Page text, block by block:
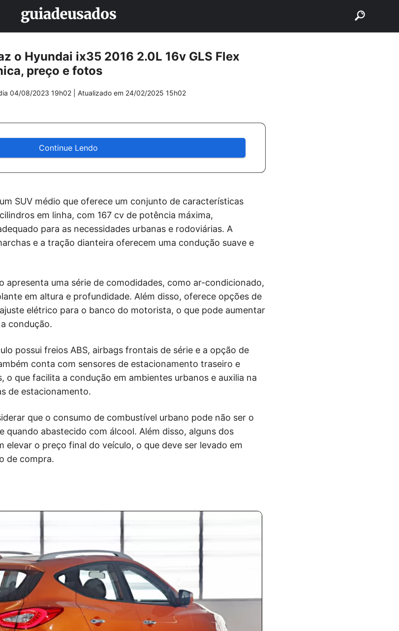
o Hyundai ix35 2016 2.0L 16v GLS Flex
preço e fotos
04/08/2023 19h02 | Atualizado em 24/02/2025 15h02
Continue Lendo
SUV médio que oferece um conjunto de características
em linha, com 167 cv de potência máxima,
para as necessidades urbanas e rodoviárias. A
e a tração dianteira oferecem uma condução suave e
uma série de comodidades, como ar-condicionado,
em altura e profundidade. Além disso, oferece opções de
elétrico para o banco do motorista, o que pode aumentar
condução.
possui freios ABS, airbags frontais de série e a opção de
conta com sensores de estacionamento traseiro e
o que facilita a condução em ambientes urbanos e auxilia na
de estacionamento.
que o consumo de combustível urbano pode não ser o
quando abastecido com álcool. Além disso, alguns dos
elevar o preço final do veículo, o que deve ser levado em
de compra.